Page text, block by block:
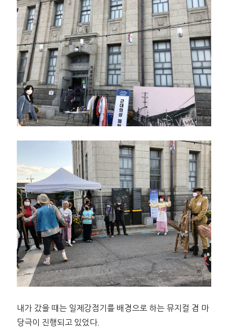
내가 갔을 때는 일제강점기를 배경으로 하는 뮤지컬 겸 마
당극이 진행되고 있었다.